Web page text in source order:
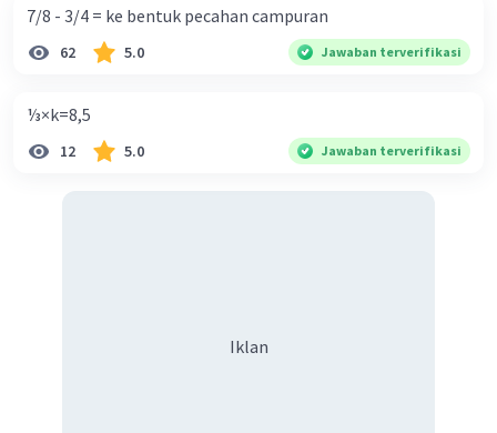
7/8 - 3/4 = ke bentuk pecahan campuran
62 5.0 Jawaban terverifikasi
⅓×k=8,5
12 5.0 Jawaban terverifikasi
Iklan